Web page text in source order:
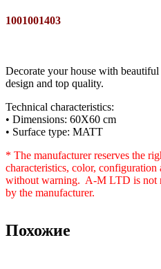
1001001403
Decorate your house with
design and top quality.
Technical characteristics:
• Dimensions: 60X60 cm
• Surface type: MATT
* The manufacturer reserves the
characteristics, color,
without warning. A-M LTD is not
by the manufacturer.
Похожие